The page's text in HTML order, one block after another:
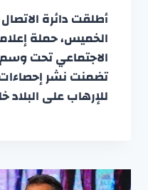
أطلقت دائرة الاتصال
الخميس، حملة
الاجتماعي تحت
تضمنت نشر إحصاءات
للإرهاب على البلاد